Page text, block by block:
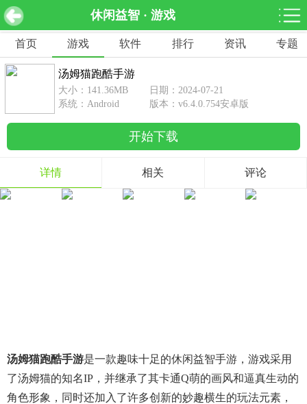
休闲益智 · 游戏
网游分类 软件分类
休闲益智
462款游戏
赛车竞速
122款游戏
43款游戏
1642款游戏
动作射击
351款游戏
69款游戏
经营养成
冒险解谜
首页 游戏 软件 排行 资讯 专题
汤姆猫跑酷手游 v6.4.0.754安卓版 下载
汤姆猫跑酷手游
大小：141.36MB
日期：2024-07-21
系统：Android
版本：v6.4.0.754安卓版
开始下载
详情 相关 评论
汤姆猫跑酷手游是一款趣味十足的休闲益智手游，游戏采用
了汤姆猫的知名IP，并继承了其卡通Q萌的画风和逼真生动的
角色形象，同时还加入了许多创新的妙趣横生的玩法元素，